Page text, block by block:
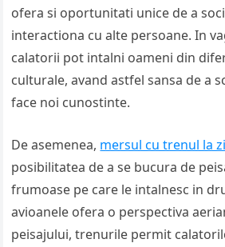
ofera si oportunitati unice de a
interactiona cu alte persoane. In
calatorii pot intalni oameni din
culturale, avand astfel sansa de a
face noi cunostinte.
De asemenea, mersul cu trenul la zi
posibilitatea de a se bucura de
frumoase pe care le intalnesc in
avioanele ofera o perspectiva
peisajului, trenurile permit